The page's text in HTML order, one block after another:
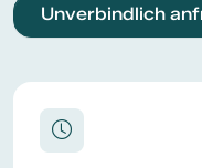
Unverbindlich